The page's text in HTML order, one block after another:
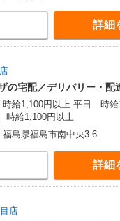
詳細
の宅配／デリバリー・配
時給1,100円以上 平日 時給
給1,100円以上
福島県福島市南中央3-6
詳細
店